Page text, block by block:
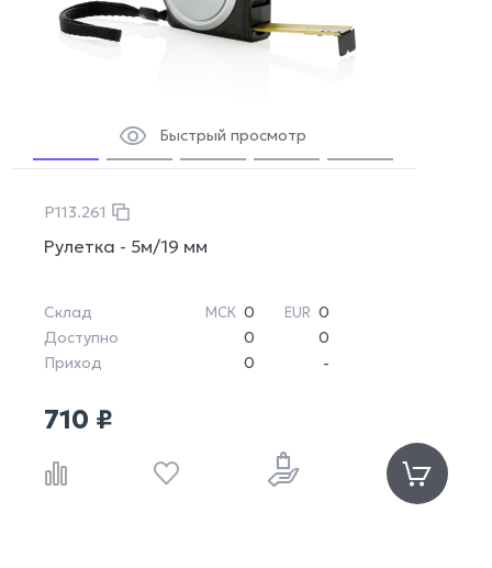
Быстрый просмотр
P113.261
Рулетка - 5м/19 мм
Склад МСК 0 EUR 0
Доступно
0
0
Приход
0 -
710 ₽